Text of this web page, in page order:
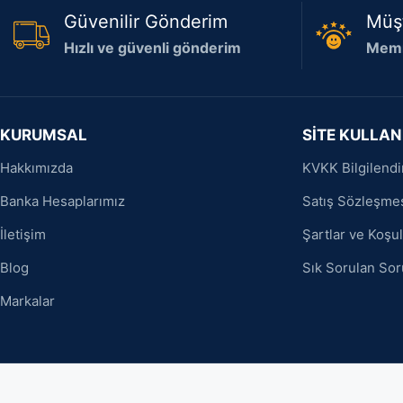
Güvenilir Gönderim
Hızlı ve güvenli gönderim
KURUMSAL
Hakkımızda
Banka Hesaplarımız
İletişim
Blog
Markalar
SİTE
KVKK
Satış
Şartlar ve
Sık Sorulan